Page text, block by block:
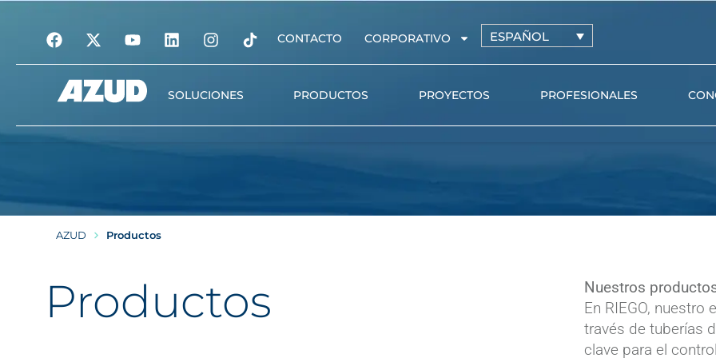
CONTACTO CORPORATIVO ESPAÑOL
SOLUCIONES PRODUCTOS PROYECTOS PROFESIONALES
Nutrición vegetal
AZUD Productos
Productos
Nuestros
En RIEGO,
través de tuberías
clave para el